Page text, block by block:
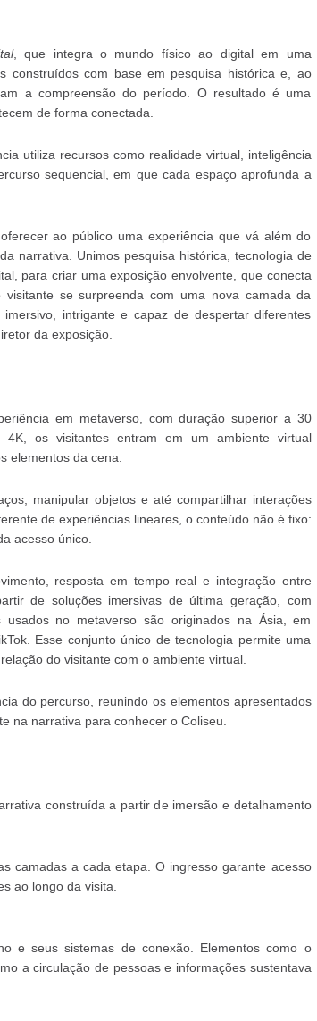
, que integra o mundo físico ao digital em uma
construídos com base em pesquisa histórica e, ao
a compreensão do período. O resultado é uma
de forma conectada.
utiliza recursos como realidade virtual, inteligência
sequencial, em que cada espaço aprofunda a
ao público uma experiência que vá além do
narrativa. Unimos pesquisa histórica, tecnologia de
para criar uma exposição envolvente, que conecta
se surpreenda com uma nova camada da
intrigante e capaz de despertar diferentes
da exposição.
em metaverso, com duração superior a 30
os visitantes entram em um ambiente virtual
elementos da cena.
manipular objetos e até compartilhar interações
de experiências lineares, o conteúdo não é fixo:
acesso único.
resposta em tempo real e integração entre
de soluções imersivas de última geração, com
no metaverso são originados na Ásia, em
Esse conjunto único de tecnologia permite uma
do visitante com o ambiente virtual.
do percurso, reunindo os elementos apresentados
na narrativa para conhecer o Coliseu.
construída a partir de imersão e detalhamento
camadas a cada etapa. O ingresso garante acesso
ao longo da visita.
e seus sistemas de conexão. Elementos como o
a circulação de pessoas e informações sustentava